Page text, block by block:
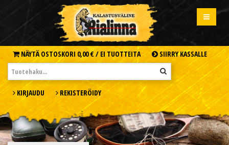
NÄYTÄ OSTOSKORI 0,00 € / EI TUOTTEITA SIIRRY KASSALLE
KIRJAUDU REKISTERÖIDY